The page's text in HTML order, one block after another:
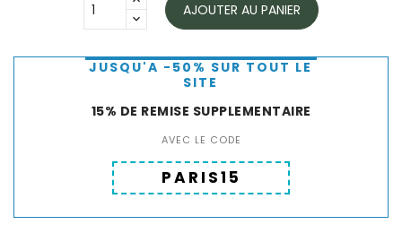
AJOUTER AU PANIER
JUSQU'A -50% SUR TOUT LE
SITE
15% DE REMISE SUPPLEMENTAIRE
AVEC LE CODE
PARIS15